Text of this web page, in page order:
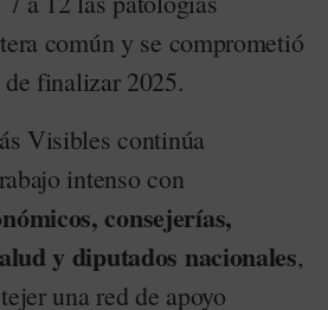
común y se comprometió
finalizar 2025.
Visibles continúa
intenso con
consejerías,
y diputados nacionales,
una red de apoyo